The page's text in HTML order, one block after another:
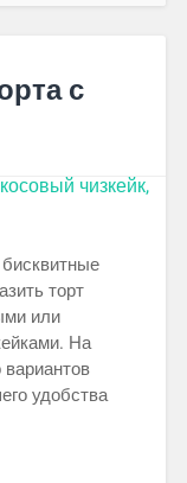
с
торт
или
На
удобства